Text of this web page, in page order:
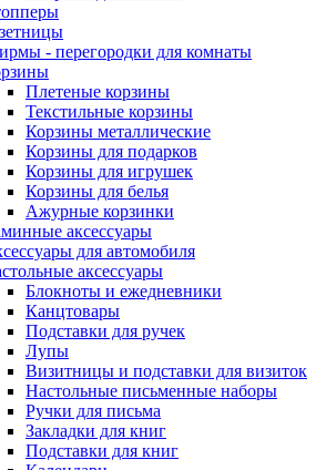
- перегородки для комнаты
Плетеные корзины
Текстильные корзины
Корзины металлические
Корзины для подарков
Корзины для игрушек
Корзины для белья
Ажурные корзинки
аксессуары
для автомобиля
аксессуары
Блокноты и ежедневники
Канцтовары
Подставки для ручек
Лупы
Визитницы и подставки для визиток
Настольные письменные наборы
Ручки для письма
Закладки для книг
Подставки для книг